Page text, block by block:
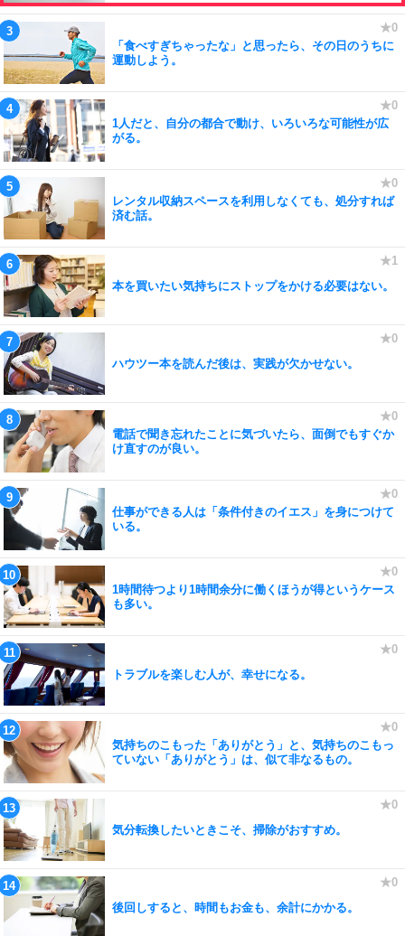
「食べすぎちゃったな」と思ったら、その日のうちに
運動しよう。
1人だと、自分の都合で動け、いろいろな可能性が広
がる。
レンタル収納スペースを利用しなくても、処分すれば
済む話。
本を買いたい気持ちにストップをかける必要はない。
ハウツー本を読んだ後は、実践が欠かせない。
電話で聞き忘れたことに気づいたら、面倒でもすぐか
け直すのが良い。
仕事ができる人は「条件付きのイエス」を身につけて
いる。
1時間待つより1時間余分に働くほうが得というケース
も多い。
トラブルを楽しむ人が、幸せになる。
気持ちのこもった「ありがとう」と、気持ちのこもっ
ていない「ありがとう」は、似て非なるもの。
気分転換したいときこそ、掃除がおすすめ。
後回しすると、時間もお金も、余計にかかる。